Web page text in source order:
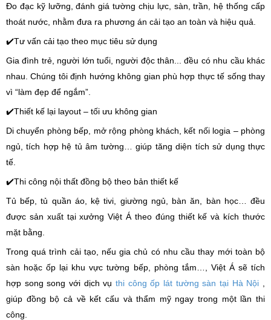
Đo đạc kỹ lưỡng, đánh giá tường chịu lực, sàn, trần, hệ thống cấp
thoát nước, nhằm đưa ra phương án cải tạo an toàn và hiệu quả.
✔️Tư vấn cải tạo theo mục tiêu sử dụng
Gia đình trẻ, người lớn tuổi, người độc thân... đều có nhu cầu khác
nhau. Chúng tôi định hướng không gian phù hợp thực tế sống thay
vì “làm đẹp để ngắm”.
✔️Thiết kế lại layout – tối ưu không gian
Di chuyển phòng bếp, mở rộng phòng khách, kết nối logia – phòng
ngủ, tích hợp hệ tủ âm tường… giúp tăng diện tích sử dụng thực
tế.
✔️Thi công nội thất đồng bộ theo bản thiết kế
Tủ bếp, tủ quần áo, kệ tivi, giường ngủ, bàn ăn, bàn học… đều
được sản xuất tại xưởng Việt Á theo đúng thiết kế và kích thước
mặt bằng.
Trong quá trình cải tạo, nếu gia chủ có nhu cầu thay mới toàn bộ
sàn hoặc ốp lại khu vực tường bếp, phòng tắm…, Việt Á sẽ tích
hợp song song với dịch vụ thi công ốp lát tường sàn tại Hà Nội
giúp đồng bộ cả về kết cấu và thẩm mỹ ngay trong một lần thi
công.